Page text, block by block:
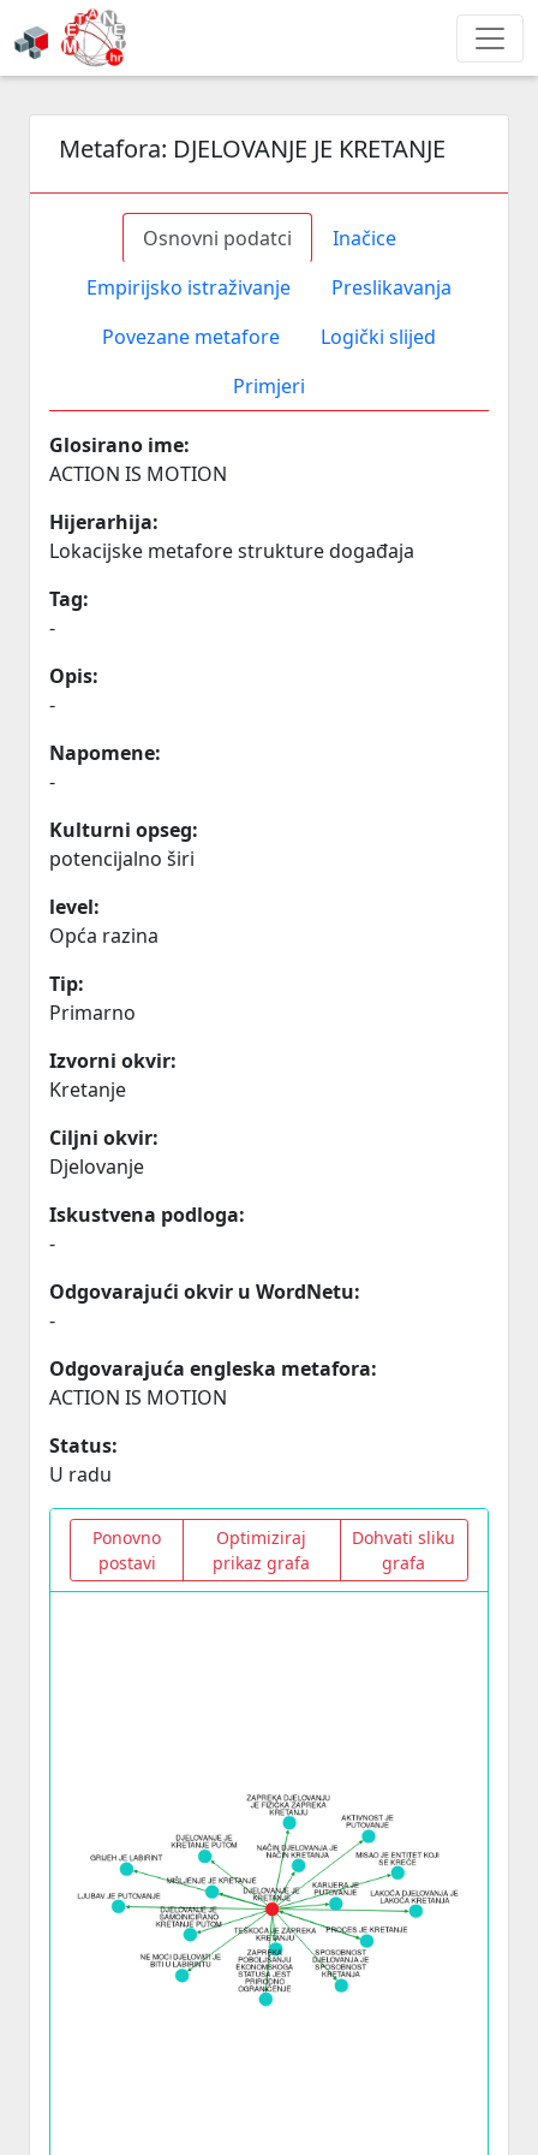
Metafora: DJELOVANJE JE KRETANJE
Osnovni podatci
Inačice
Empirijsko istraživanje
Preslikavanja
Povezane metafore
Logički slijed
Primjeri
Glosirano ime:
ACTION IS MOTION
Hijerarhija:
Lokacijske metafore strukture događaja
Tag:
-
Opis:
-
Napomene:
-
Kulturni opseg:
potencijalno širi
level:
Opća razina
Tip:
Primarno
Izvorni okvir:
Kretanje
Ciljni okvir:
Djelovanje
Iskustvena podloga:
-
Odgovarajući okvir u WordNetu:
-
Odgovarajuća engleska metafora:
ACTION IS MOTION
Status:
U radu
Ponovno
postavi
Optimiziraj
prikaz grafa
Dohvati sliku
grafa